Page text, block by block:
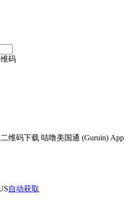
码
维码下载 咕噜美国通 (Guruin) App
自动获取